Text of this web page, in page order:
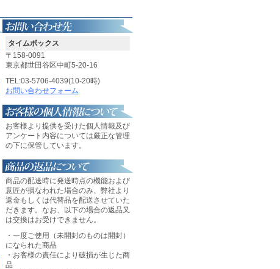
タイムボックス
〒158-0091
東京都世田谷区中町5-20-16
TEL:03-5706-4039(10-20時)
お問い合わせフォーム
お客様より提供を受けた個人情報及び
アンケート内容については厳正な管理
の下に保管しています。
商品の配送時に発送時点の機能および
意匠が損なわれた場合のみ、弊社より
返金もしくは代替品を配送させていた
だきます。なお、以下の場合の返品又
は交換はお受けできません。
・一度ご使用（未開封のものは開封）
になられた商品
・お客様の責任により破損が生じた商
品